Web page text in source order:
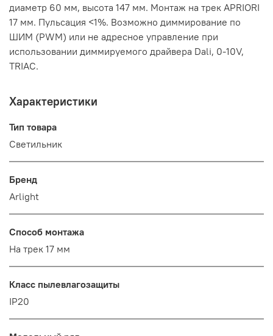
диаметр 60 мм, высота 147 мм. Монтаж на трек APRIORI
17 мм. Пульсация <1%. Возможно диммирование по
ШИМ (PWM) или не адресное управление при
использовании диммируемого драйвера Dali, 0-10V,
TRIAC.
Характеристики
Тип товара
Светильник
Бренд
Arlight
Способ монтажа
На трек 17 мм
Класс пылевлагозащиты
IP20